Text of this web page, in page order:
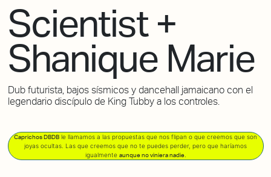
Scientist +
Shanique Marie
Dub futurista, bajos sísmicos y dancehall jamaicano con el
legendario discípulo de King Tubby a los controles.
Caprichos DBDB le llamamos a las propuestas que nos flipan o que creemos que son
joyas ocultas. Las que creemos que no te puedes perder, pero que haríamos
igualmente aunque no viniera nadie.